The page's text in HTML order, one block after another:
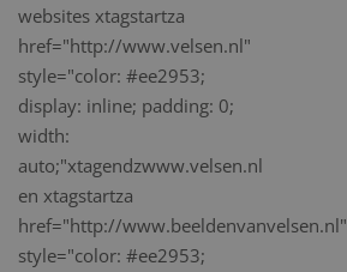
websites xtagstartza
href="http://www.velsen.nl"
style="color: #ee2953;
display: inline; padding: 0;
width:
auto;"xtagendzwww.velsen.nl
en xtagstartza
href="http://www.beeldenvanvelsen.nl"
style="color: #ee2953;